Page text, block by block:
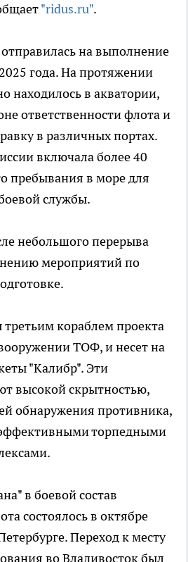
"ridus.ru".
на выполнение
года. На протяжении
находилось в акватории,
ответственности флота и
в различных портах.
включала более 40
пребывания в море для
службы.
небольшого перерыва
мероприятий по
третьим кораблем проекта
ТОФ, и несет на
"Калибр". Эти
высокой скрытностью,
обнаружения противника,
торпедными
в боевой состав
состоялось в октябре
Переход к месту
во Владивосток был